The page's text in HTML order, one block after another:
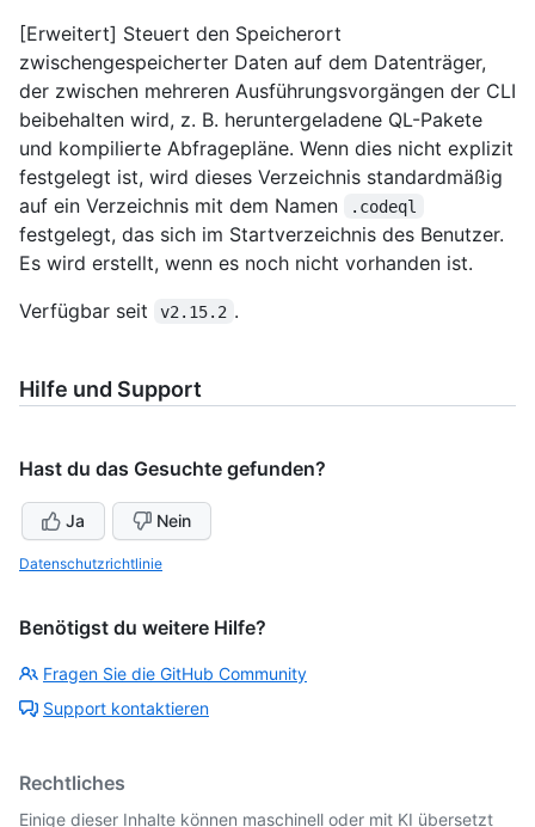
[Erweitert] Steuert den Speicherort
zwischengespeicherter Daten auf dem Datenträger,
der zwischen mehreren Ausführungsvorgängen der CLI
beibehalten wird, z. B. heruntergeladene QL-Pakete
und kompilierte Abfragepläne. Wenn dies nicht explizit
festgelegt ist, wird dieses Verzeichnis standardmäßig
auf ein Verzeichnis mit dem Namen
.codeql
festgelegt, das sich im Startverzeichnis des Benutzer.
Es wird erstellt, wenn es noch nicht vorhanden ist.
Verfügbar seit
v2.15.2 .
Hilfe und Support
Hast du das Gesuchte gefunden?
Ja Nein
Datenschutzrichtlinie
Benötigst du weitere Hilfe?
Fragen Sie die GitHub Community
Support kontaktieren
Rechtliches
Einige dieser Inhalte können maschinell oder mit KI übersetzt